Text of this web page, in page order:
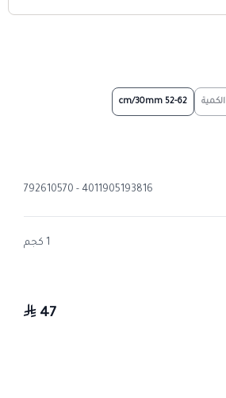
52-62 cm/30mm
4011905193816 - 792610570
1 كجم
47